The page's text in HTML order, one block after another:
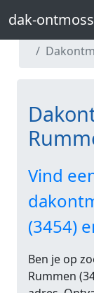
dak-dak-
Vind
(3454)
Ben je op
Rummen